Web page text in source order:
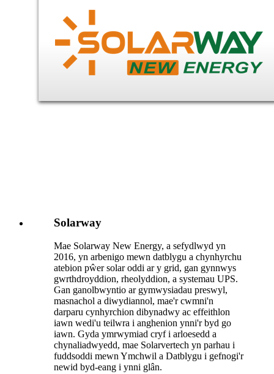
Solarway
Mae Solarway New Energy, a sefydlwyd yn
2016, yn arbenigo mewn datblygu a chynhyrchu
atebion pŵer solar oddi ar y grid, gan gynnwys
gwrthdroyddion, rheolyddion, a systemau UPS.
Gan ganolbwyntio ar gymwysiadau preswyl,
masnachol a diwydiannol, mae'r cwmni'n
darparu cynhyrchion dibynadwy ac effeithlon
iawn wedi'u teilwra i anghenion ynni'r byd go
iawn. Gyda ymrwymiad cryf i arloesedd a
chynaliadwyedd, mae Solarvertech yn parhau i
fuddsoddi mewn Ymchwil a Datblygu i gefnogi'r
newid byd-eang i ynni glân.